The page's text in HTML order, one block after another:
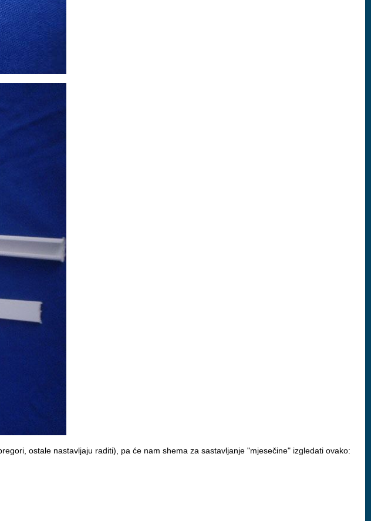
ostale nastavljaju raditi), pa će nam shema za sastavljanje "mjesečine" izgledati ovako: